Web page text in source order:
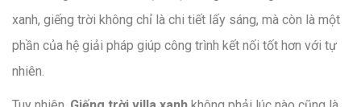
xanh, giếng trời không chỉ là chi tiết lấy sáng, mà còn là một
phần của hệ giải pháp giúp công trình kết nối tốt hơn với tự
nhiên.